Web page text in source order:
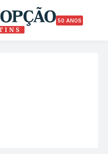
50 ANOS